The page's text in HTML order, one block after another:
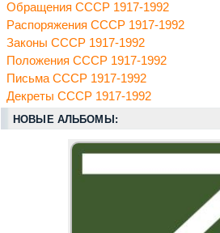
Обращения СССР 1917-1992
Распоряжения СССР 1917-1992
Законы СССР 1917-1992
Положения СССР 1917-1992
Письма СССР 1917-1992
Декреты СССР 1917-1992
НОВЫЕ АЛЬБОМЫ: